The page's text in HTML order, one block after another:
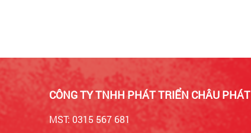
CÔNG TY TNHH PHÁT TRIỂN CHÂU PHÁT
MST: 0315 567 681